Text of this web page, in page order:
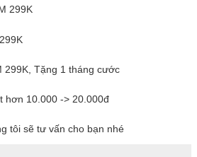
299K
299K, Tặng 1 tháng cước
hơn 10.000 -> 20.000đ
tôi sẽ tư vấn cho bạn nhé